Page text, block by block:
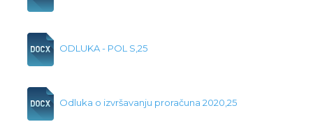
ODLUKA - POL S,25
Odluka o izvršavanju proračuna 2020,25